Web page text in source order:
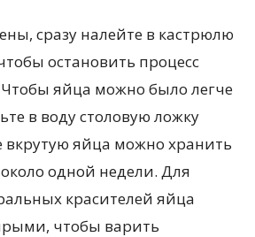
сразу налейте в кастрюлю
остановить процесс
яйца можно было легче
в воду столовую ложку
вкрутую яйца можно хранить
одной недели. Для
красителей яйца
чтобы варить